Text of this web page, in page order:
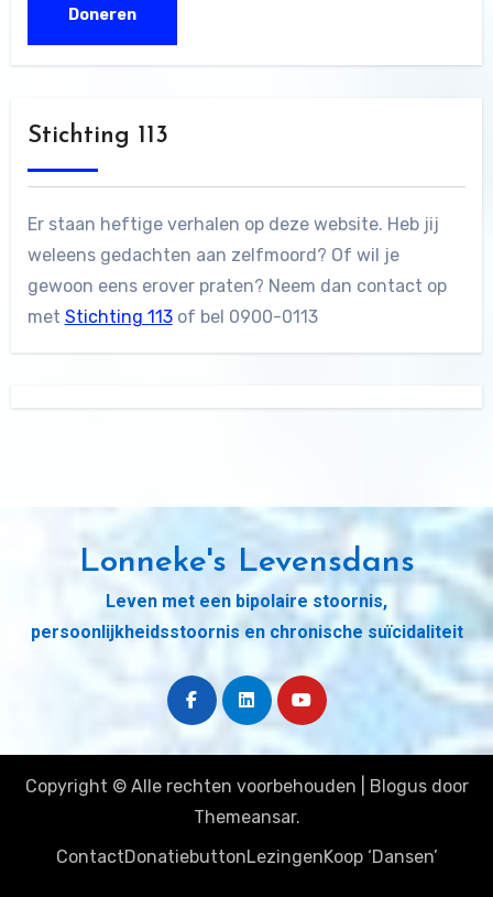
Stichting 113
Er staan heftige verhalen op deze website. Heb jij
weleens gedachten aan zelfmoord? Of wil je
gewoon eens erover praten? Neem dan contact op
met Stichting 113of bel 0900-0113
Lonneke's Levensdans
Leven met een bipolaire stoornis,
persoonlijkheidsstoornis en chronische suïcidaliteit
Copyright © Alle rechten voorbehouden Blogusdoor
Themeansar.
ContactDonatiebuttonLezingenKoop ‘Dansen’